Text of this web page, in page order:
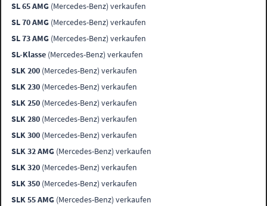
SL 65 AMG (Mercedes-Benz) verkaufen
SL 70 AMG (Mercedes-Benz) verkaufen
SL 73 AMG (Mercedes-Benz) verkaufen
SL-Klasse (Mercedes-Benz) verkaufen
SLK 200 (Mercedes-Benz) verkaufen
SLK 230 (Mercedes-Benz) verkaufen
SLK 250 (Mercedes-Benz) verkaufen
SLK 280 (Mercedes-Benz) verkaufen
SLK 300 (Mercedes-Benz) verkaufen
SLK 32 AMG (Mercedes-Benz) verkaufen
SLK 320 (Mercedes-Benz) verkaufen
SLK 350 (Mercedes-Benz) verkaufen
SLK 55 AMG (Mercedes-Benz) verkaufen